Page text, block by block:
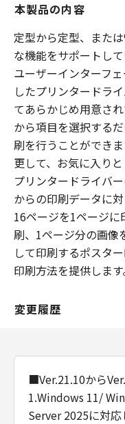
本製品の内容
定型から定型、また
な機能をサポートして
ユーザーインターフ
したプリンタードラ
てあらかじめ用意さ
から項目を選択する
刷を行うことができ
更して、お気に入り
プリンタードライバ
からの印刷データに
16ページを1ページ
刷、1ページ分の画像
して印刷するポスタ
印刷方法を提供します
変更履歴
■Ver.21.10から
1.Windows 11/
Server 2025に対応